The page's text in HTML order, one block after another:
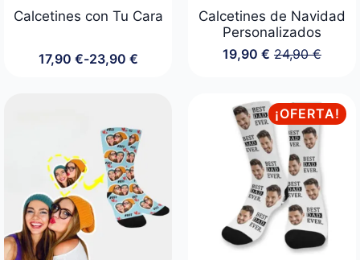
Calcetines con Tu Cara
17,90 €-23,90 €
Rango
17,90 €
hasta
23,90 €
Calcetines de Navidad
Personalizados
24,90€
El
era:
24,90 €.
19,90€ El
es:
19,90 €.
¡OFERTA!